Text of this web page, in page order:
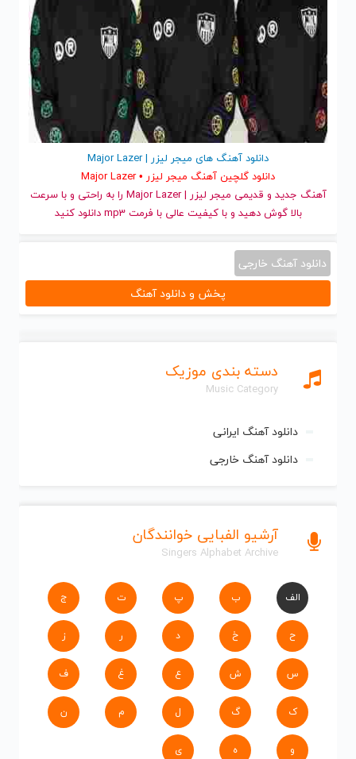
دسته بندی موزیک
Music Category
دانلود آهنگ ایرانی
دانلود آهنگ خارجی
آرشیو الفبایی خوانندگان
Singers Alphabet Archive
الف ب پ ت ج
ح خ د ر ز
س ش ع غ ف
ک گ ل م ن
و ه ی
دانلود آهنگ های میجر لیزر | Major Lazer
دانلود گلچین آهنگ میجر لیزر • Major Lazer
آهنگ جدید
و قدیمی میجر لیزر | Major Lazer را به راحتی و با سرعت
بالا گوش دهید و با کیفیت عالی با فرمت mp3 دانلود کنید
دانلود آهنگ خارجی
پخش و دانلود آهنگ